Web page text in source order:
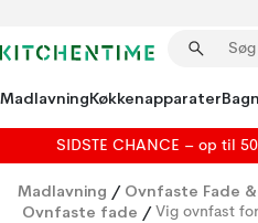
MadlavningKøkkenapparater
SIDSTE CHANCE – op til
Madlavning / Ovnfaste Fade
Ovnfaste fade / Vig ovnfast